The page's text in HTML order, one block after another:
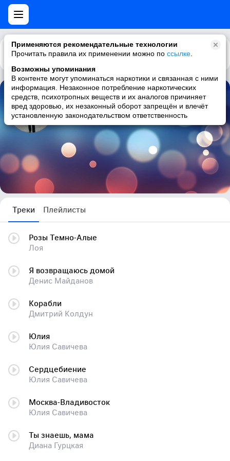
Применяются рекомендательные технологии
Прочитать правила их применении можно по ссылке
Возможны упоминания
В контенте могут упоминаться наркотики и связанная с ними
информация. Незаконное потребление наркотических
средств, психотропных веществ и их аналогов причиняет
вред здоровью, их незаконный оборот запрещён и влечёт
установленную законодательством ответственность
Каталог Рекомендации
Олеся Шорина
50 треков
Треки Плейлисты
Розы Темно-Алые
Лоя
Я возвращаюсь домой
Денис Майданов
Корабли
Дмитрий Колдун
Юлия
Юлия Савичева
Сердцебиение
Юлия Савичева
Москва-Владивосток
Юлия Савичева
Ты знаешь, мама
Диана Гурцкая